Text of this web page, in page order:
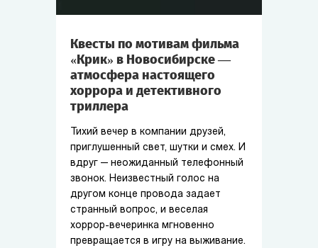
Квесты по мотивам фильма
«Крик» в Новосибирске —
атмосфера настоящего
хоррора и детективного
триллера
Тихий вечер в компании друзей,
приглушенный свет, шутки и смех. И
вдруг — неожиданный телефонный
звонок. Неизвестный голос на
другом конце провода задает
странный вопрос, и веселая
хоррор-вечеринка мгновенно
превращается в игру на выживание.